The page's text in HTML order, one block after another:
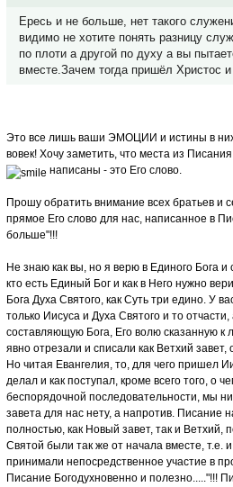
Ересь и не больше, нет такого
видимо не хотите понять разницу
по плоти а другой по духу а вы
вместе.Зачем тогда пришёл Христос
Это все лишь ваши ЭМОЦИИ и истины в них
вовек! Хочу заметить, что места из
написаны - это Его слово.
Прошу обратить внимание всех братьев и
прямое Его слово для нас, написанное в
больше"!!!
Не знаю как вы, но я верю в Единого Бога
кто есть Единый Бог и как в Него нужно
Бога Духа Святого, как Суть три едино. У
только Иисуса и Духа Святого и то
составляющую Бога, Его волю сказанную к
явно отрезали и списали как Ветхий
Но читая Евангелия, то, для чего пришел
делал и как поступал, кроме всего того, о
беспорядочной последовательности, мы
завета для нас нету, а напротив. Писание
полностью, как Новый завет, так и Ветхий,
Святой были так же от начала вместе, т.е.
принимали непосредственное участие в
Писание Богодухновенно и полезно....."!!!